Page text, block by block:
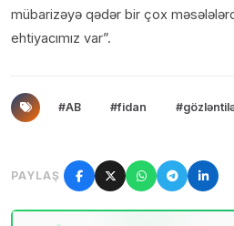
mübarizəyə qədər bir çox
ehtiyacımız var”.
#AB #fidan
PAYLAŞ